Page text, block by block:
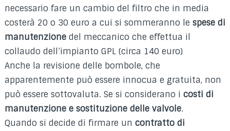
necessario fare un cambio del filtro che in media
costerà 20 o 30 euro a cui si sommeranno le spese di
manutenzionedel meccanico che effettua il
collaudo dell’impianto GPL (circa 140 euro)
Anche la revisione delle bombole, che
apparentemente può essere innocua e gratuita, non
può essere sottovaluta. Se si considerano i costi di
manutenzione e sostituzione delle valvole.
Quando si decide di firmare un contratto di